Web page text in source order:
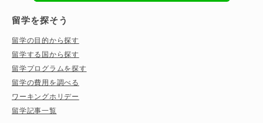
留学を探そう
留学の目的から探す
留学する国から探す
留学プログラムを探す
留学の費用を調べる
ワーキングホリデー
留学記事一覧